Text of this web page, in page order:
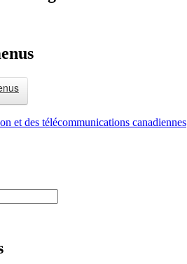
et des télécommunications canadiennes